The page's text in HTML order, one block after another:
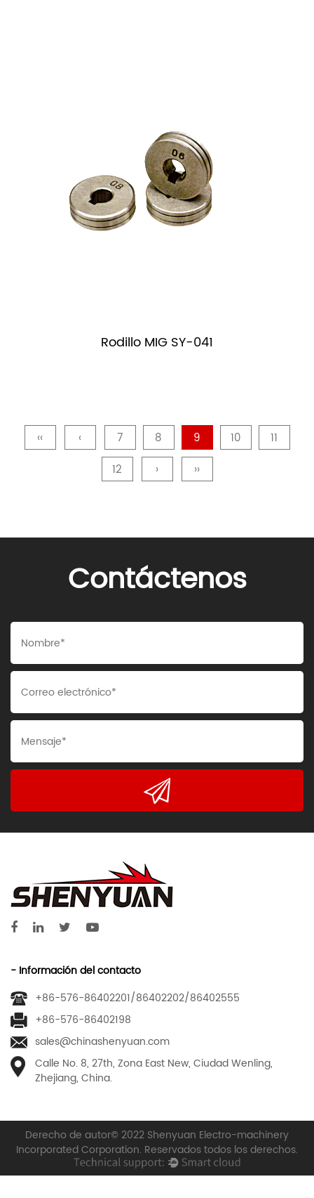
Rodillo MIG SY-041
‹‹ ‹ 7 8 9 10
11
12
› ››
Contáctenos
- Información del contacto
+86-576-86402201/86402202/86402555
+86-576-86402198
sales@chinashenyuan.com
Calle No. 8, 27th, Zona East New, Ciudad Wenling,
Zhejiang, China.
Derecho de autor© 2022 Shenyuan Electro-machinery
Incorporated Corporation. Reservados todos los derechos.